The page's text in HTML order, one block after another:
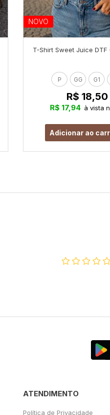
NOVO
T-Shirt Sweet Juice DTF
P GG G1
R$ 18,50
R$ 17,94 à vista
Adicionar ao
ATENDIMENTO
Política de Privacidade